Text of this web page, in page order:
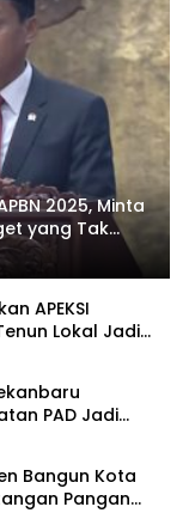
2025, Minta
yang Tak
APEKSI
Lokal Jadi
PAD Jadi
Bangun Kota
Pangan